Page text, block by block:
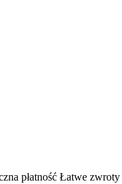
płatność Łatwe zwroty